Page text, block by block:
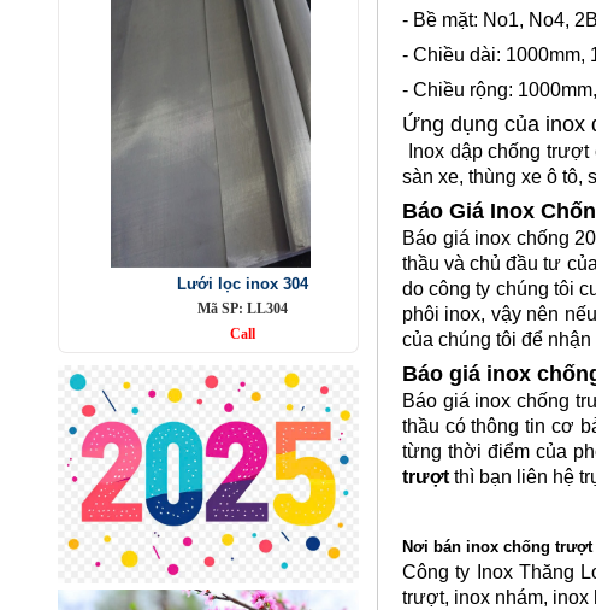
Lưới lọc inox 304
Mã SP: LL304
Call
Lưới inox đan ô 7x7mm 304 TLG
Thăng Long khổ 1m
- Bề mặt: No1, No4, 2B
- Chiều dài: 1000mm,
- Chiều rộng:
Ứng dụng của inox
Inox dập chống
sàn xe, thùng xe ô tô,
Báo Giá Inox
Báo giá inox chống
thầu và chủ đầu tư
do công ty chúng tôi
phôi inox, vậy nên
của chúng tôi để
Báo giá inox
Báo giá inox chống
thầu có thông tin cơ
từng thời điểm của
trượt thì bạn liên hệ
Nơi bán inox chống trượt
Công ty Inox Thăng
trượt, inox nhám, inox